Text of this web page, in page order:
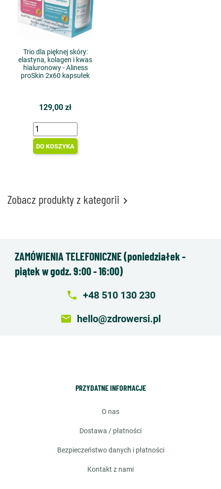
Trio dla pięknej skóry:
elastyna, kolagen i kwas
hialuronowy - Aliness
proSkin 2x60 kapsułek
129,00 zł
DO KOSZYKA
Zobacz produkty z kategorii 
ZAMÓWIENIA TELEFONICZNE (poniedziałek -
piątek w godz. 9:00 - 16:00)
local_phone +48 510 130 230
email hello@zdrowersi.pl
PRZYDATNE INFORMACJE
o nas
dostawa / płatności
bezpieczeństwo danych i płatności
kontakt z nami